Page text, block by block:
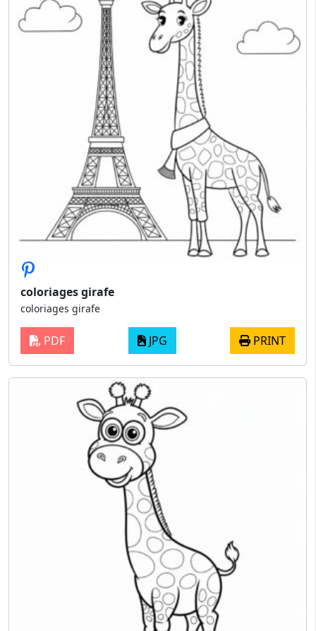
coloriages girafe
coloriages girafe
PDF JPG PRINT